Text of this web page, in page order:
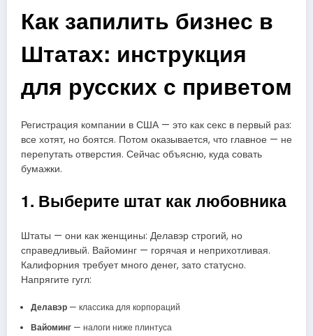
Как запилить бизнес в
Штатах: инструкция
для русских с приветом
Регистрация компании в США — это как секс в первый раз:
все хотят, но боятся. Потом оказывается, что главное — не
перепутать отверстия. Сейчас объясню, куда совать
бумажки.
1. Выберите штат как любовника
Штаты — они как женщины: Делавэр строгий, но
справедливый. Вайоминг — горячая и неприхотливая.
Калифорния требует много денег, зато статусно.
Напрягите гугл:
Делавэр— классика для корпораций
Вайоминг— налоги ниже плинтуса